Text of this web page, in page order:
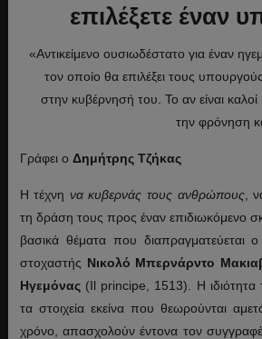
επιλέξετε έναν
«Αντικείμενο ουσιωδέστατο για έναν
τον οποίο θα επιλέξει τους
στην κυβέρνησή του. Το αν είναι καλοί
την φρόνηση
Γράφει ο Δημήτρης Τζήκας
Η τέχνη να κυβερνάς τους ανθρώπους,
τη δράση τους προς έναν επιδιωκόμενο
βασικά θέματα που διαπραγματεύεται ο
στοχαστής Νικολό Μπερνάρντο
Ηγεμόνας (Il principe, 1513).
Η
τα στοιχεία εκείνα που θεωρούνται
χρόνο, απασχολούν έντονα τον